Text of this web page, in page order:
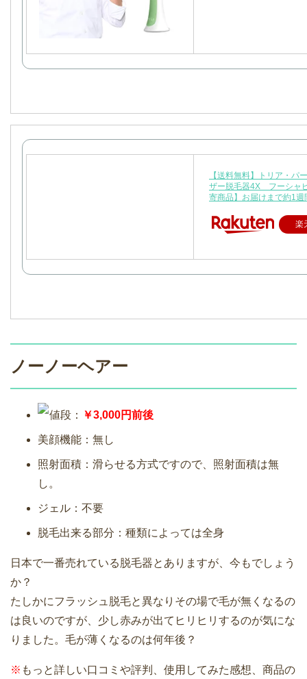
【送料無料】トリア・パ
ザー脱毛器4X フーシャ
寄商品】お届けまで約1週
楽
ノーノーヘアー
値段： ￥3,000円前後
美顔機能：無し
照射面積：滑らせる方式ですので、照射面積は無
し。
ジェル：不要
脱毛出来る部分：種類によっては全身
日本で一番売れている脱毛器とありますが、今もでしょう
か？
たしかにフラッシュ脱毛と異なりその場で毛が無くなるの
は良いのですが、少し赤みが出てヒリヒリするのが気にな
りました。毛が薄くなるのは何年後？
※ もっと詳しい口コミや評判、使用してみた感想、商品の